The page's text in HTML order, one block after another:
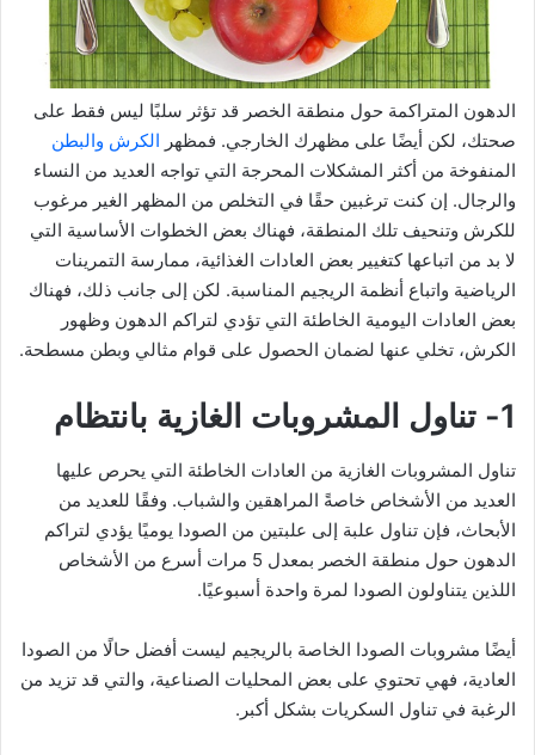
الدهون المتراكمة حول منطقة الخصر قد تؤثر سلبًا ليس فقط على
صحتك، لكن أيضًا على مظهرك الخارجي. فمظهر الكرش والبطن
المنفوخة من أكثر المشكلات المحرجة التي تواجه العديد من النساء
والرجال. إن كنت ترغبين حقًا في التخلص من المظهر الغير مرغوب
للكرش وتنحيف تلك المنطقة، فهناك بعض الخطوات الأساسية التي
لا بد من اتباعها كتغيير بعض العادات الغذائية، ممارسة التمرينات
الرياضية واتباع أنظمة الريجيم المناسبة. لكن إلى جانب ذلك، فهناك
بعض العادات اليومية الخاطئة التي تؤدي لتراكم الدهون وظهور
الكرش، تخلي عنها لضمان الحصول على قوام مثالي وبطن مسطحة.
1- تناول المشروبات الغازية بانتظام
تناول المشروبات الغازية من العادات الخاطئة التي يحرص عليها
العديد من الأشخاص خاصةً المراهقين والشباب. وفقًا للعديد من
الأبحاث، فإن تناول علبة إلى علبتين من الصودا يوميًا يؤدي لتراكم
الدهون حول منطقة الخصر بمعدل 5 مرات أسرع من الأشخاص
اللذين يتناولون الصودا لمرة واحدة أسبوعيًا.
أيضًا مشروبات الصودا الخاصة بالريجيم ليست أفضل حالًا من الصودا
العادية، فهي تحتوي على بعض المحليات الصناعية، والتي قد تزيد من
الرغبة في تناول السكريات بشكل أكبر.